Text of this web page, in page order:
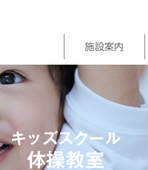
施設案内
キッズスクール
体操教室